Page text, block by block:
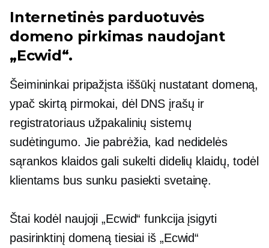
Internetinės parduotuvės
domeno pirkimas naudojant
„Ecwid“.
Šeimininkai pripažįsta iššūkį nustatant domeną,
ypač skirtą pirmokai, dėl DNS įrašų ir
registratoriaus užpakalinių sistemų
sudėtingumo. Jie pabrėžia, kad nedidelės
sąrankos klaidos gali sukelti didelių klaidų, todėl
klientams bus sunku pasiekti svetainę.
Štai kodėl naujoji „Ecwid“ funkcija įsigyti
pasirinktinį domeną tiesiai iš „Ecwid“